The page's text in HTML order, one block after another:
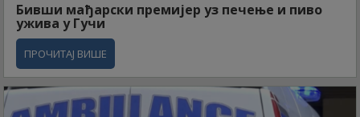
Бивши мађарски премијер уз печење и пиво
ужива у Гучи
ПРОЧИТАЈ ВИШЕ